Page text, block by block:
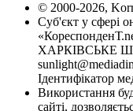
© 2000-2026,
Суб'єкт у сфері
ХАРКІВСЬКЕ
Ідентифікатор
Використання
сайті,